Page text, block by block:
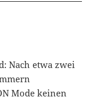
Nach etwa zwei
Mode keinen